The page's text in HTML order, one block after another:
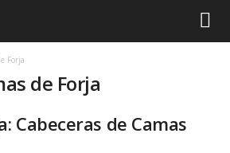
Forja
de Forja
Cabeceras de Camas